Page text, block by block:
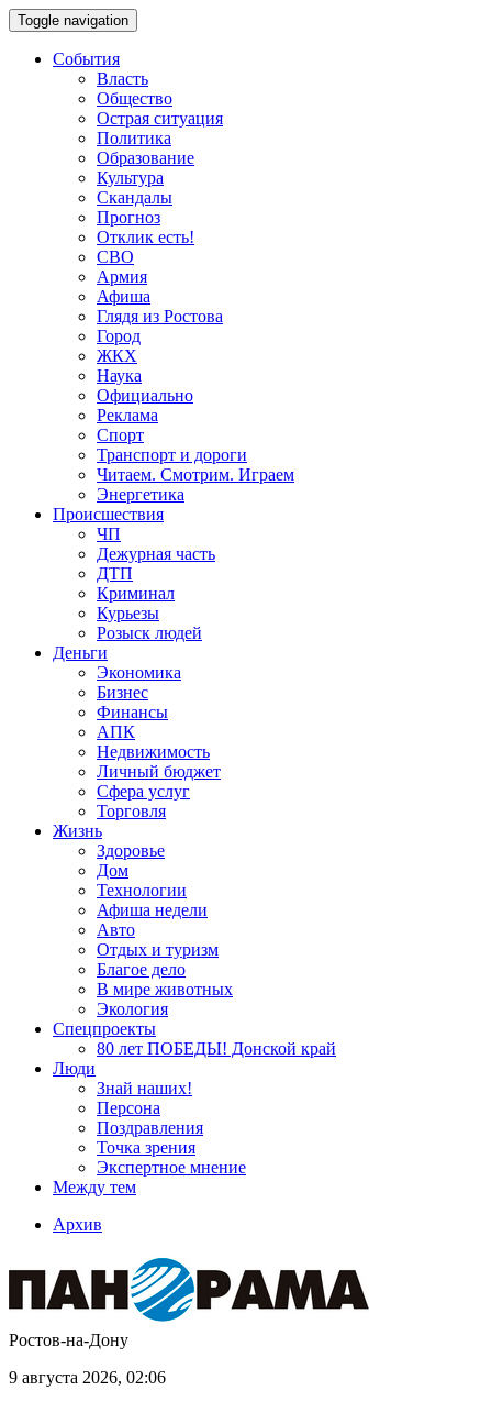
Toggle navigation
События
Власть
Общество
Острая ситуация
Политика
Образование
Культура
Скандалы
Прогноз
Отклик есть!
СВО
Армия
Афиша
Глядя из Ростова
Город
ЖКХ
Наука
Официально
Реклама
Спорт
Транспорт и дороги
Читаем. Смотрим. Играем
Энергетика
Происшествия
ЧП
Дежурная часть
ДТП
Криминал
Курьезы
Розыск людей
Деньги
Экономика
Бизнес
Финансы
АПК
Недвижимость
Личный бюджет
Сфера услуг
Торговля
Жизнь
Здоровье
Дом
Технологии
Афиша недели
Авто
Отдых и туризм
Благое дело
В мире животных
Экология
Спецпроекты
80 лет ПОБЕДЫ! Донской край
Люди
Знай наших!
Персона
Поздравления
Точка зрения
Экспертное мнение
Между тем
Архив
Ростов-на-Дону
9 августа 2026, 02:06